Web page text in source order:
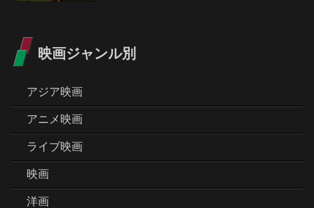
映画ジャンル別
アジア映画
アニメ映画
ライブ映画
映画
洋画